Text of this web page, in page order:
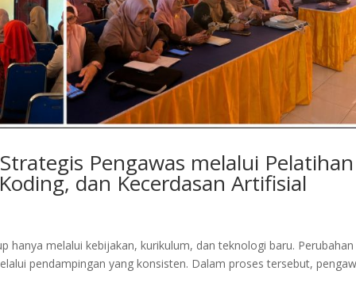
Pengawas melalui Pelatihan
dan Kecerdasan Artifisial
hanya melalui kebijakan, kurikulum, dan teknologi baru. Perubahan
pendampingan yang konsisten. Dalam proses tersebut,